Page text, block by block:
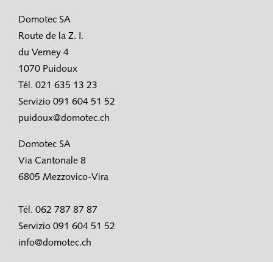
Domotec SA
Route de la Z. I.
du Verney 4
1070 Puidoux
Tél. 021 635 13 23
Servizio 091 604 51 52
puidoux@domotec.ch
Domotec SA
Via Cantonale 8
6805 Mezzovico-Vira
Tél. 062 787 87 87
Servizio 091 604 51 52
info@domotec.ch